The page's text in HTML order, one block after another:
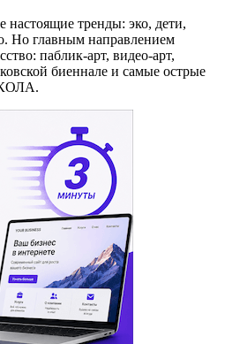
тренды: эко, дети,
Но главным направлением
паблик-арт, видео-арт,
биеннале и самые острые